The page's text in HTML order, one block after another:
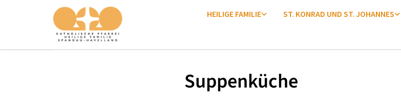
HEILIGE FAMILIE ST. KONRAD UND ST. JOHANNES
Suppenküche